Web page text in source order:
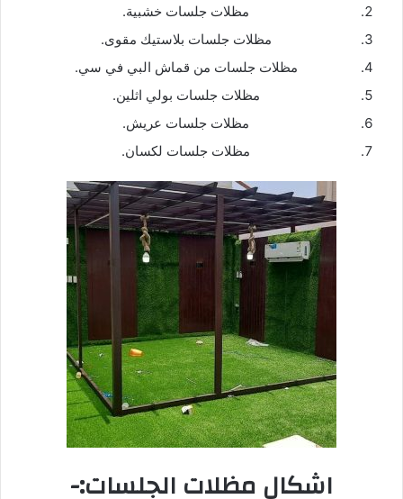
مظلات جلسات خشبية.
مظلات جلسات بلاستيك مقوى.
مظلات جلسات من قماش البي في سي.
مظلات جلسات بولي اثلين.
مظلات جلسات عريش.
مظلات جلسات لكسان.
اشكال مظلات الجلسات:-